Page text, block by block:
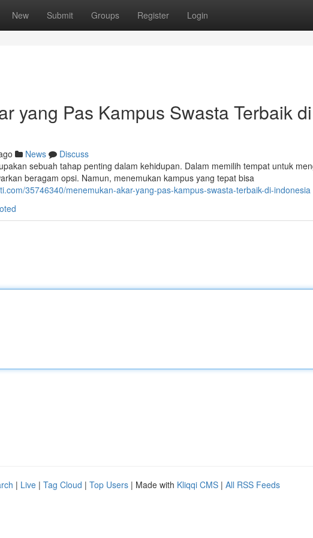
New Submit Groups Register Login
yang Pas Kampus Swasta Terbaik di
News
Discuss
sebuah tahap penting dalam kehidupan. Dalam memilih tempat untuk
beragam opsi. Namun, menemukan kampus yang tepat bisa
35746340/menemukan-akar-yang-pas-kampus-swasta-terbaik-di-indonesia
| Live | Tag Cloud | Top Users | Made with Kliqqi CMS | All RSS Feeds